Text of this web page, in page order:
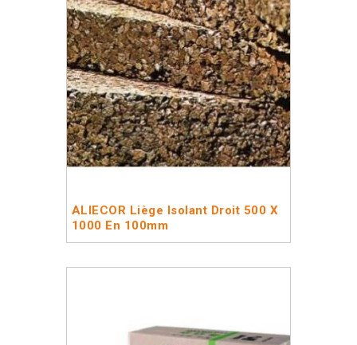
ALIECOR Liège Isolant Droit 500 X
1000 En 100mm